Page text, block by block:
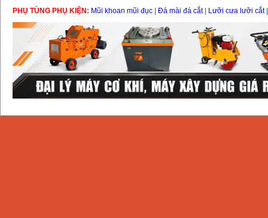
PHỤ TÙNG PHỤ KIỆN: Mũi khoan mũi đục Đá mài đá cắt| Lưỡi cưa lưỡi cắt